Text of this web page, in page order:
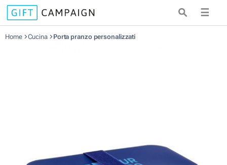
☰
Home Cucina Porta pranzo personalizzati